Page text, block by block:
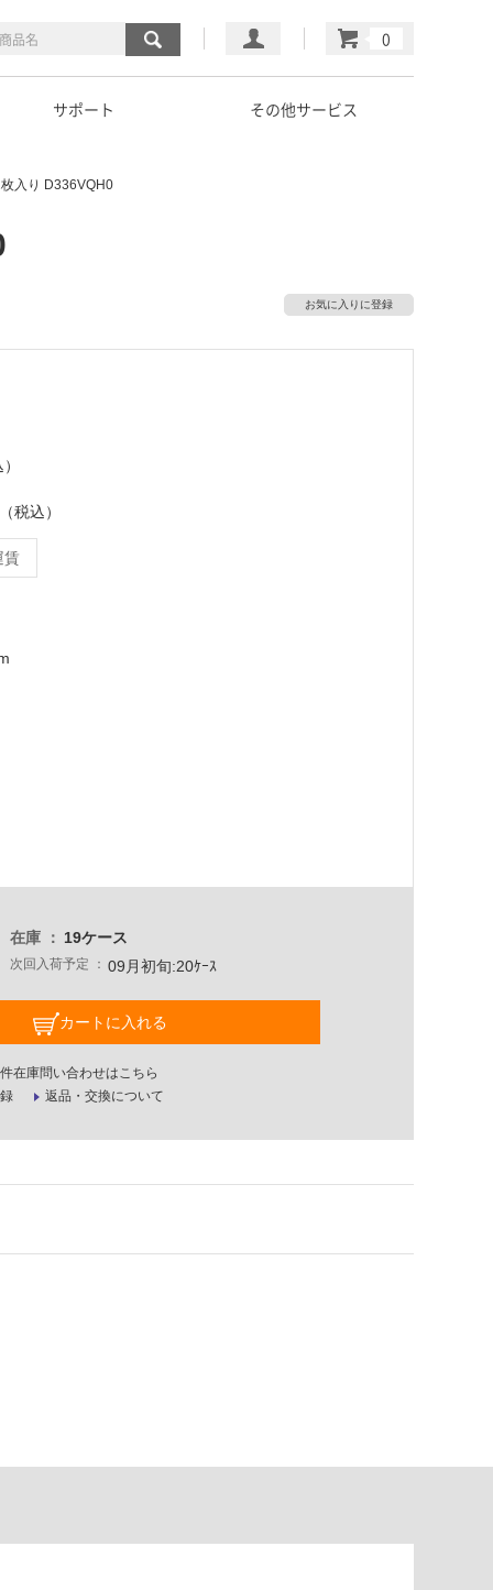
マイページ
カート
サポート その他サービス
入り D336VQH0
お気に入りに登録
税込）
賃
在庫 19ケース
次回入荷予定 09月初旬:20ｹｰｽ
カートに入れる
在庫問い合わせはこちら
返品・交換について